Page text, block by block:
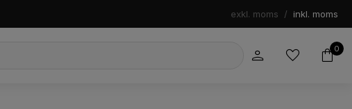
exkl. moms / inkl. moms
0